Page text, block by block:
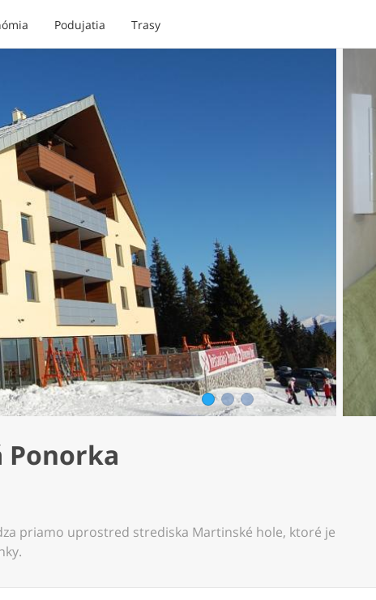
Podujatia Trasy
1 2 3
Ponorka
priamo uprostred strediska Martinské hole, ktoré je